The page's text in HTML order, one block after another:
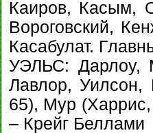
Каиров, Касым,
Вороговский,
Касабулат.
УЭЛЬС: Дарлоу,
Лавлор,
65), Мур
– Крейг Беллами